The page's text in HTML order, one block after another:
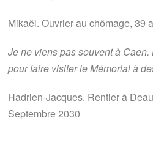
Mikaël. Ouvrier au chômage, 39
Je ne viens pas souvent à Caen.
pour faire visiter le Mémorial à
Hadrien-Jacques. Rentier à
Septembre 2030